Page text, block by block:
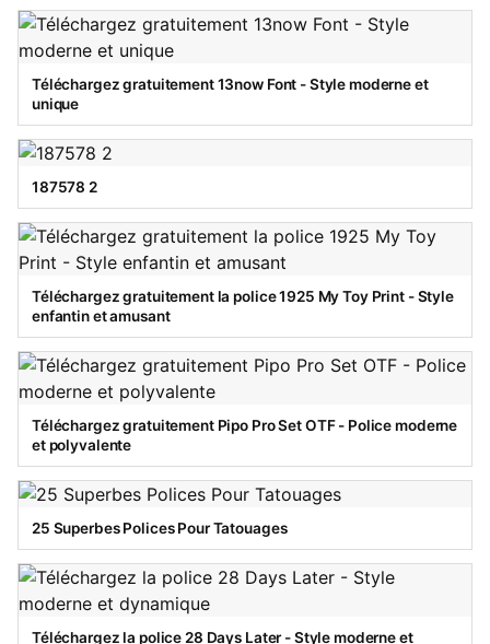
Téléchargez gratuitement 13now Font - Style moderne et
unique
187578 2
Téléchargez gratuitement la police 1925 My Toy Print - Style
enfantin et amusant
Téléchargez gratuitement Pipo Pro Set OTF - Police moderne
et polyvalente
25 Superbes Polices Pour Tatouages
Téléchargez la police 28 Days Later - Style moderne et